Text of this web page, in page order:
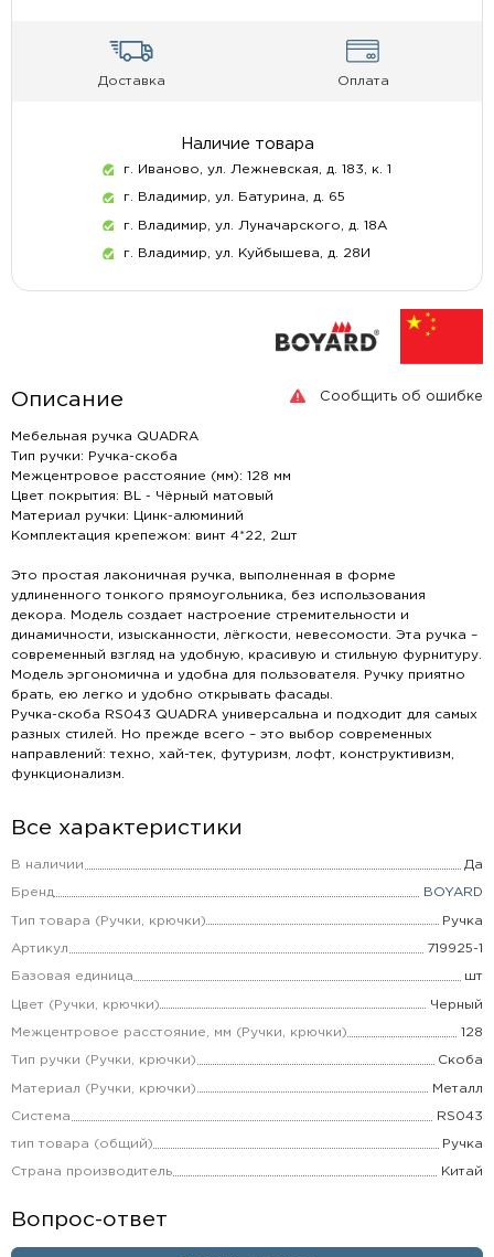
Доставка Оплата
Наличие товара
г. Иваново, ул. Лежневская, д. 183, к. 1
г. Владимир, ул. Батурина, д. 65
г. Владимир, ул. Луначарского, д. 18А
г. Владимир, ул. Куйбышева, д. 28И
Сообщить об ошибке
Описание
Мебельная ручка QUADRA
Тип ручки: Ручка-скоба
Межцентровое расстояние (мм): 128 мм
Цвет покрытия: BL - Чёрный матовый
Материал ручки: Цинк-алюминий
Комплектация крепежом: винт 4*22, 2шт
Это простая лаконичная ручка, выполненная в форме
удлиненного тонкого прямоугольника, без использования
декора. Модель создает настроение стремительности и
динамичности, изысканности, лёгкости, невесомости. Эта ручка –
современный взгляд на удобную, красивую и стильную фурнитуру.
Модель эргономична и удобна для пользователя. Ручку приятно
брать, ею легко и удобно открывать фасады.
Ручка-скоба RS043 QUADRA универсальна и подходит для самых
разных стилей. Но прежде всего – это выбор современных
направлений: техно, хай-тек, футуризм, лофт, конструктивизм,
функционализм.
Все характеристики
В наличии Да
Бренд BOYARD
Тип товара (Ручки, крючки) Ручка
Артикул 719925-1
Базовая единица шт
Цвет (Ручки, крючки) Черный
Межцентровое расстояние, мм (Ручки, крючки) 128
Тип ручки (Ручки, крючки) Скоба
Материал (Ручки, крючки) Металл
Система RS043
тип товара (общий) Ручка
Страна производитель Китай
Вопрос-ответ